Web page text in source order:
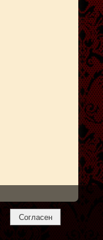
Согласен